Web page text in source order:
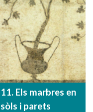
11. Els marbres en
sòls i parets